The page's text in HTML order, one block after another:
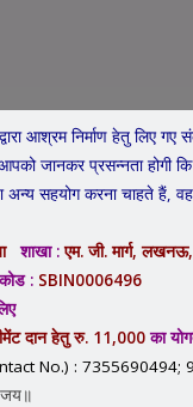
आश्रम निर्माण हेतु लिए
जानकर प्रसन्नता होगी
सहयोग करना चाहते हैं,
शाखा :एम. जी. मार्ग,
:SBIN0006496
दान हेतु रु. 11,000का
No.) :
जय॥